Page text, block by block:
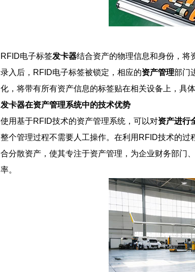
RFID电子标签发卡器结合资产的物理信息和身份，将
录入后，RFID电子标签被锁定，相应的资产管理部门
化，将带有所有资产信息的标签贴在相关设备上，具
发卡器在资产管理系统中的技术优势
使用基于RFID技术的资产管理系统，可以对资产进行
整个管理过程不需要人工操作。在利用RFID技术的
合分散资产，使其专注于资产管理，为企业财务部门
率。